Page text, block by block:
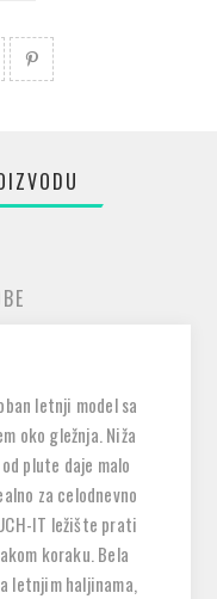
letnji model sa
oko gležnja. Niža
plute daje malo
za celodnevno
IT ležište prati
koraku. Bela
letnjim haljinama,